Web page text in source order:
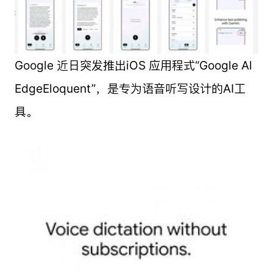
Google 近日突发推出iOS 应用程式“Google Al
EdgeEloquent”，是专为语音听写设计的AI工
具。